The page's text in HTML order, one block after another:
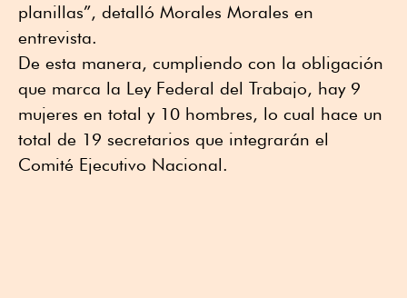
planillas”, detalló Morales Morales en
entrevista.
De esta manera, cumpliendo con la obligación
que marca la Ley Federal del Trabajo, hay 9
mujeres en total y 10 hombres, lo cual hace un
total de 19 secretarios que integrarán el
Comité Ejecutivo Nacional.